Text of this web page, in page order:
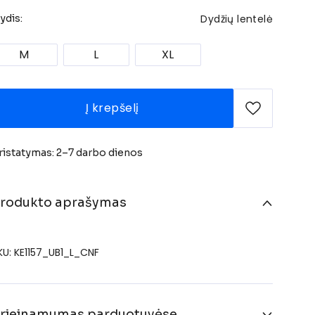
Dydžių lentelė
M L XL
Į krepšelį
2–7 darbo dienos
aprašymas
KE1157_UB1_L_CNF